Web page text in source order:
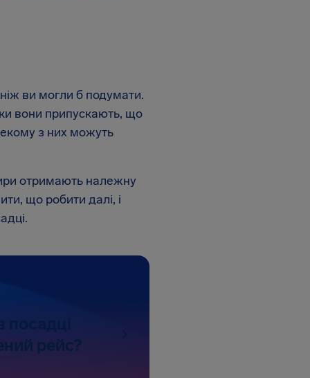
ніж ви могли б подумати.
вони припускають, що
з них можуть
отримають належну
що робити далі, і
рейс?